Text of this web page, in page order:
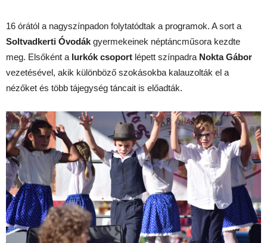
16 órától a nagyszínpadon folytatódtak a programok. A sort a
Soltvadkerti Óvodák gyermekeinek néptáncműsora kezdte
meg. Elsőként a lurkók csoport lépett színpadra Nokta Gábor
vezetésével, akik különböző szokásokba kalauzolták el a
nézőket és több tájegység táncait is előadták.